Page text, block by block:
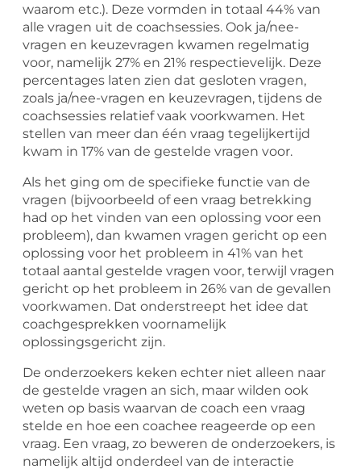
waarom etc.). Deze vormden in totaal 44% van
alle vragen uit de coachsessies. Ook ja/nee-
vragen en keuzevragen kwamen regelmatig
voor, namelijk 27% en 21% respectievelijk. Deze
percentages laten zien dat gesloten vragen,
zoals ja/nee-vragen en keuzevragen, tijdens de
coachsessies relatief vaak voorkwamen. Het
stellen van meer dan één vraag tegelijkertijd
kwam in 17% van de gestelde vragen voor.
Als het ging om de specifieke functie van de
vragen (bijvoorbeeld of een vraag betrekking
had op het vinden van een oplossing voor een
probleem), dan kwamen vragen gericht op een
oplossing voor het probleem in 41% van het
totaal aantal gestelde vragen voor, terwijl vragen
gericht op het probleem in 26% van de gevallen
voorkwamen. Dat onderstreept het idee dat
coachgesprekken voornamelijk
oplossingsgericht zijn.
De onderzoekers keken echter niet alleen naar
de gestelde vragen an sich, maar wilden ook
weten op basis waarvan de coach een vraag
stelde en hoe een coachee reageerde op een
vraag. Een vraag, zo beweren de onderzoekers, is
namelijk altijd onderdeel van de interactie